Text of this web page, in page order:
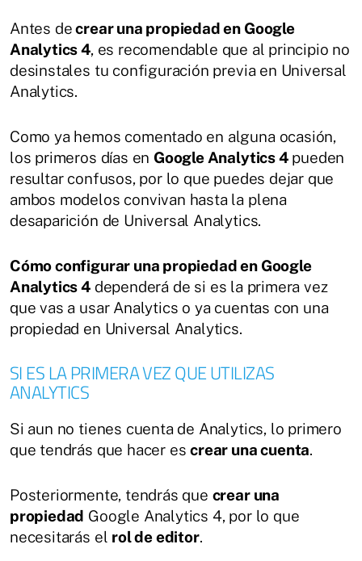
Antes decrear una propiedad en Google
Analytics 4, es recomendable que al principio no
desinstales tu configuración previa en Universal
Analytics.
Como ya hemos comentado en alguna ocasión,
los primeros días en Google Analytics 4pueden
resultar confusos, por lo que puedes dejar que
ambos modelos convivan hasta la plena
desaparición de Universal Analytics.
Cómo configurar una propiedad en Google
Analytics 4dependerá de si es la primera vez
que vas a usar Analytics o ya cuentas con una
propiedad en Universal Analytics.
SI ES LA PRIMERA VEZ QUE UTILIZAS
ANALYTICS
Si aun no tienes cuenta de Analytics, lo primero
que tendrás que hacer escrear una cuenta.
Posteriormente, tendrás que crear una
propiedad Google Analytics 4, por lo que
necesitarás el rol de editor.